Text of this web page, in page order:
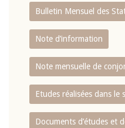
Bulletin Mensuel des
Note d’information
Note mensuelle de
Etudes réalisées dans le
Documents d’études et